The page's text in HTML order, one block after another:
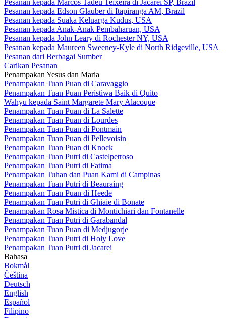
Pesanan kepada Edson Glauber di Itapiranga AM, Brazil
Pesanan kepada Suaka Keluarga Kudus, USA
Pesanan kepada Anak-Anak Pembaharuan, USA
Pesanan kepada John Leary di Rochester NY, USA
Pesanan kepada Maureen Sweeney-Kyle di North Ridgeville, USA
Pesanan dari Berbagai Sumber
Carikan Pesanan
Penampakan Yesus dan Maria
Penampakan Tuan Puan di Caravaggio
Penampakan Tuan Puan Peristiwa Baik di Quito
Wahyu kepada Saint Margarete Mary Alacoque
Penampakan Tuan Puan di La Salette
Penampakan Tuan Puan di Lourdes
Penampakan Tuan Puan di Pontmain
Penampakan Tuan Puan di Pellevoisin
Penampakan Tuan Puan di Knock
Penampakan Tuan Putri di Castelpetroso
Penampakan Tuan Putri di Fatima
Penampakan Tuhan dan Puan Kami di Campinas
Penampakan Tuan Putri di Beauraing
Penampakan Tuan Puan di Heede
Penampakan Tuan Putri di Ghiaie di Bonate
Penampakan Rosa Mistica di Montichiari dan Fontanelle
Penampakan Tuan Putri di Garabandal
Penampakan Tuan Puan di Medjugorje
Penampakan Tuan Putri di Holy Love
Penampakan Tuan Putri di Jacarei
Bahasa
Bokmål
Čeština
Deutsch
English
Español
Filipino